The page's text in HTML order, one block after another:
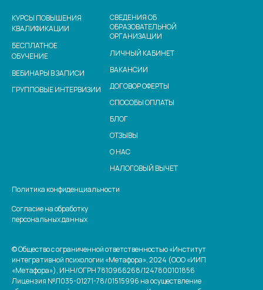
СВЕДЕНИЯ ОБ
ОБРАЗОВАТЕЛЬНОЙ
ОРГАНИЗАЦИИ
© Общество с ограниченной ответственностью «Институт
интегративной психологии «Метафора», 2024 (ООО «ИИП
«Метафора»), ИНН/ОГРН 7810966268/1247800101856
Лицензия №Л035-01271-78/01515996 на осуществление
БЕСПЛАТНОЕ
ОБУЧЕНИЕ
КУРСЫ ПОВЫШЕНИЯ
КВАЛИФИКАЦИИ
ЛИЧНЫЙ КАБИНЕТ
Согласие на обработку
персональных данных
Политика конфиденциальности
ВАКАНСИИ
СПОСОБЫ ОПЛАТЫ
БЛОГ
О НАС
НАЛОГОВЫЙ ВЫЧЕТ
ОТЗЫВЫ
ДОГОВОР ОФЕРТЫ
ВЕБИНАРЫ В ЗАПИСИ
ГРУППОВЫЕ ИНТЕРВИЗИИ